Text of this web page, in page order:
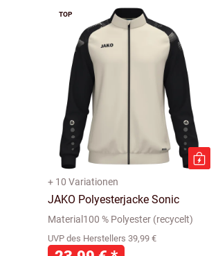
TOP
+ 10 Variationen
JAKO Polyesterjacke Sonic
Material100 % Polyester (recycelt)
UVP des Herstellers 39,99 €